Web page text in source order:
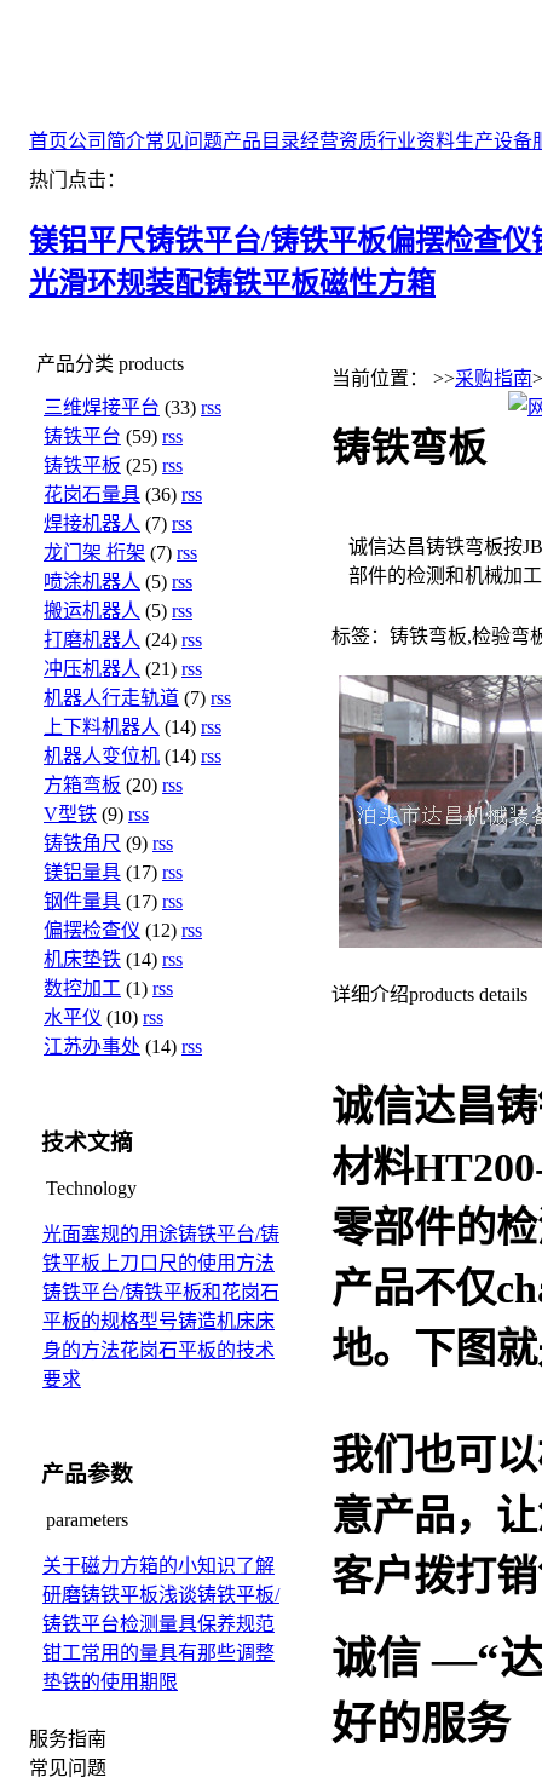
首页公司简介常见问题产品目录经营资质行业资料生产设备
热门点击：
镁铝平尺铸铁平台/铸铁平板偏摆检查仪
光滑环规装配铸铁平板磁性方箱
产品分类 products
三维焊接平台 (33) rss
铸铁平台 (59) rss
铸铁平板 (25) rss
花岗石量具 (36) rss
焊接机器人 (7) rss
龙门架 桁架 (7) rss
喷涂机器人 (5) rss
搬运机器人 (5) rss
打磨机器人 (24) rss
冲压机器人 (21) rss
机器人行走轨道 (7) rss
上下料机器人 (14) rss
机器人变位机 (14) rss
方箱弯板 (20) rss
V型铁 (9) rss
铸铁角尺 (9) rss
镁铝量具 (17) rss
钢件量具 (17) rss
偏摆检查仪 (12) rss
机床垫铁 (14) rss
数控加工 (1) rss
水平仪 (10) rss
江苏办事处 (14) rss
技术文摘
Technology
光面塞规的用途铸铁平台/铸
铁平板上刀口尺的使用方法
铸铁平台/铸铁平板和花岗石
平板的规格型号铸造机床床
身的方法花岗石平板的技术
要求
产品参数
parameters
关于磁力方箱的小知识了解
研磨铸铁平板浅谈铸铁平板/
铸铁平台检测量具保养规范
钳工常用的量具有那些调整
垫铁的使用期限
服务指南
常见问题
当前位置： >>采购指南
铸铁弯板
诚信达昌铸铁弯板按
部件的检测和机械加
标签：铸铁弯板,检验弯
详细介绍products details
诚信达昌
材料
零部件的
产品不仅
地。下图
我们也可
意产品，
客户拨打
诚信—“
好的服务